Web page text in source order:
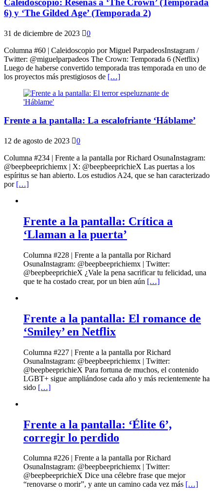
Caleidoscopio: Reseñas a ‘The Crown’ (Temporada
6) y ‘The Gilded Age’ (Temporada 2)
31 de diciembre de 2023 0
Columna #60 | Caleidoscopio por Miguel ParpadeosInstagram /
Twitter: @miguelparpadeos The Crown: Temporada 6 (Netflix)
Luego de haberse convertido temporada tras temporada en uno de
los proyectos más prestigiosos de […]
Frente a la pantalla: La escalofriante ‘Háblame’
12 de agosto de 2023 0
Columna #234 | Frente a la pantalla por Richard OsunaInstagram:
@beepbeeprichiemx | X: @beepbeeprichieX Las puertas a los
espíritus se han abierto. Los estudios A24, que se han caracterizado
por […]
Frente a la pantalla: Crítica a
‘Llaman a la puerta’
Columna #228 | Frente a la pantalla por Richard
OsunaInstagram: @beepbeeprichiemx | Twitter:
@beepbeeprichieX ¿Vale la pena sacrificar tu felicidad, una
que te ha costado crear, por un bien aún […]
Frente a la pantalla: El romance de
‘Smiley’ en Netflix
Columna #227 | Frente a la pantalla por Richard
OsunaInstagram: @beepbeeprichiemx | Twitter:
@beepbeeprichieX Para fortuna de muchos, el contenido
LGBT+ sigue ampliándose cada año y más recientemente ha
sido […]
Frente a la pantalla: ‘Élite 6’,
corregir lo perdido
Columna #226 | Frente a la pantalla por Richard
OsunaInstagram: @beepbeeprichiemx | Twitter:
@beepbeeprichieX Dice una célebre frase que mejor
“renovarse o morir”, y ante un camino cada vez más […]